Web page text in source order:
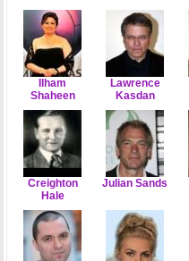
Ilham
Shaheen
Lawrence
Kasdan
Creighton
Hale
Julian Sands